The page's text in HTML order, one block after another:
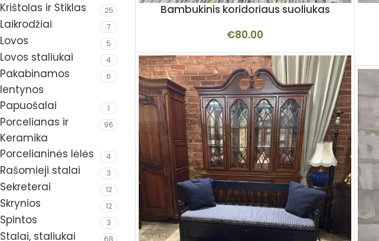
Krištolas ir Stiklas 25
Laikrodžiai 7
Lovos 5
Lovos staliukai 4
Pakabinamos
lentynos
6
Papuošalai 1
Porcelianas ir
Keramika
96
Porcelianinės lėlės 4
Rašomieji stalai 3
Sekreterai 12
Skrynios 12
Spintos 3
Stalai, staliukai 68
Bambukinis koridoriaus suoliukas
€80.00